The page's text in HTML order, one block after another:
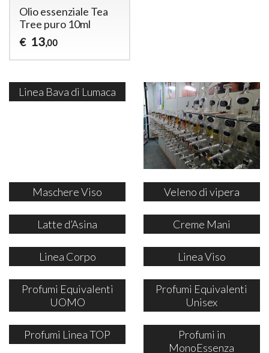
Olio essenziale Tea
Tree puro 10ml
€ 13,00
Linea Bava di Lumaca
Maschere Viso Veleno di vipera
Latte d’Asina Creme Mani
Linea Corpo Linea Viso
Profumi Equivalenti
UOMO
Profumi Equivalenti
Unisex
Profumi Linea TOP
Profumi in
MonoEssenza